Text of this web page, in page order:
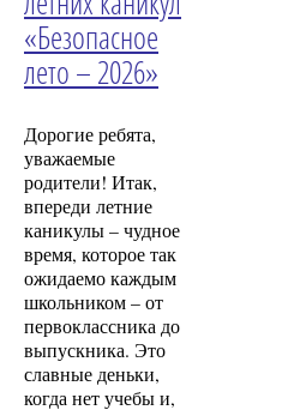
«Безопасное
лето – 2026»
Дорогие ребята,
уважаемые
родители! Итак,
впереди летние
каникулы – чудное
время, которое так
ожидаемо каждым
школьником – от
первоклассника до
выпускника. Это
славные деньки,
когда нет учебы и,